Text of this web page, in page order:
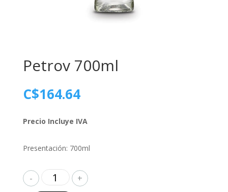
Petrov 700ml
C$164.64
Precio Incluye IVA
Presentación: 700ml
Petrov
700ml